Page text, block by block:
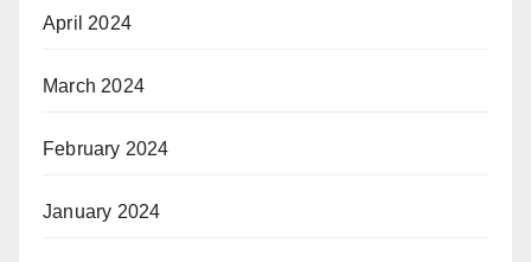
April 2024
March 2024
February 2024
January 2024